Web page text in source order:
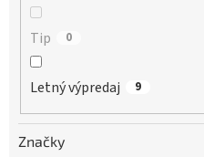
Tip 0
Letný výpredaj 9
Značky